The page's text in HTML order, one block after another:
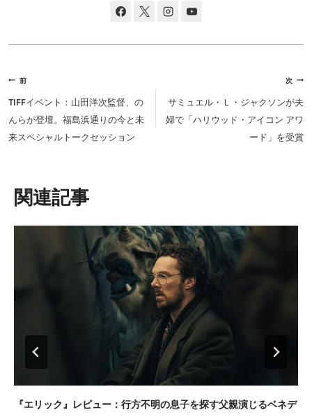
投
稿
ナ
ビ
シ
ョ
ン
前
TIFFイベント：山田洋次監督、の
んらが登壇。福島浜通りの今と未
来スペシャルトークセッション
次
サミュエル・Ｌ・ジャクソンが夫
婦で「ハリウッド・アイコン アワ
ード」を受賞
類似投稿
『エリック』レビュー：行方不明の息子を探す父親演じるベネデ